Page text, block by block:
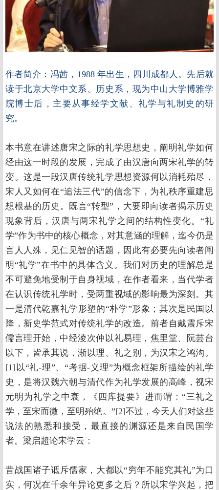
作者简介：冯茜，1988 年出生，四川成都人。先后就
读于北京大学中文系、历史系，现为中山大学博雅学
院博士后，主要从事经学文献、礼学与礼制史的研
究。
本书意在讲述唐宋之际的礼学思想史，阐明礼学如何
经由这一时段的发展，完成了由汉唐向两宋礼学的转
变。这是一段汉唐传统礼学思想资源何以消耗殆尽，
宋人又如何在“追法三代”的信念下，为礼秩序重建思
想根基的历史。既言“转型”，大要即向读者揭示历史
现象背后，汉唐与两宋礼学之间的结构性变化。“礼
学”作为书中的核心概念，对其意涵的理解，迄今仍是
言人人殊，见仁见智的话题，因此有必要先向读者阐
明“礼学”在书中的具体含义。我们对历史的理解总是
不可避免地受制于自身视域，在作者看来，当代学者
在认识传统礼学时，受两重视域的影响最为深刻。其
一是清代乾嘉礼学形塑的“朴学”形象；其次是民国以
降，新史学范式对传统礼学的改造。前者自戴震斥宋
儒言理开始，中经淩次仲以礼易理，焦里堂、阮芸台
以下，皆承其说，渐以理、礼之别，为汉宋之鸿沟。
[1]以“礼-理”、“考据-义理”为概念框架所描绘的礼学
史，是将汉魏六朝与清代作为礼学发展的高峰，视宋
元明为礼学之中衰，《四库提要》进而谓：“三礼之
学，至宋而微，至明殆绝。”[2]不过，今天人们对这些
说法的熟悉和接受，最直接的渊源还是来自民国学
者。梁启超论宋学云：
昔战国诸子诋斥儒家，大都以“穷年不能究其礼”为口
实，何况在千余年异论更多之后？所以宋学兴起，把